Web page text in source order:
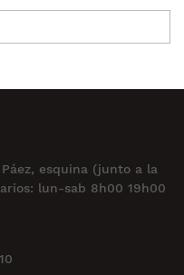
esquina (junto a la
lun-sab 8h00 19h00